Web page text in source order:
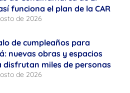
funciona el plan de la CAR
de 2026
de cumpleaños para
nuevas obras y espacios
disfrutan miles de personas
de 2026